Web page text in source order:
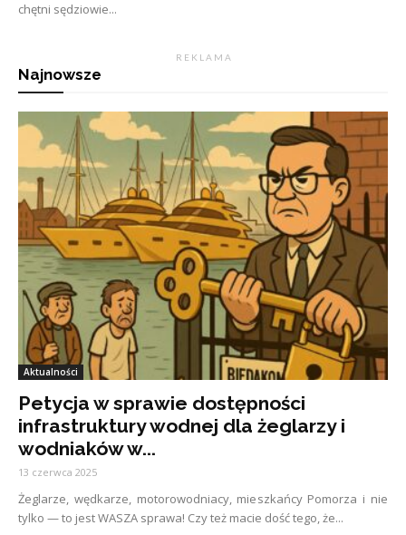
chętni sędziowie...
R E K L A M A
Najnowsze
Aktualności
Petycja w sprawie dostępności
infrastruktury wodnej dla żeglarzy i
wodniaków w...
13 czerwca 2025
Żeglarze, wędkarze, motorowodniacy, mieszkańcy Pomorza i nie
tylko — to jest WASZA sprawa! Czy też macie dość tego, że...